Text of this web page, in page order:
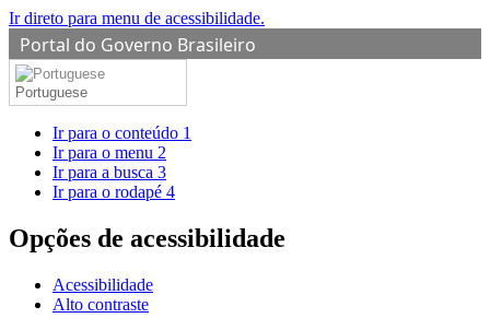
Ir direto para menu de acessibilidade.
Portal do Governo Brasileiro
Portuguese
Ir para o conteúdo 1
Ir para o menu 2
Ir para a busca 3
Ir para o rodapé 4
Opções de acessibilidade
Acessibilidade
Alto contraste